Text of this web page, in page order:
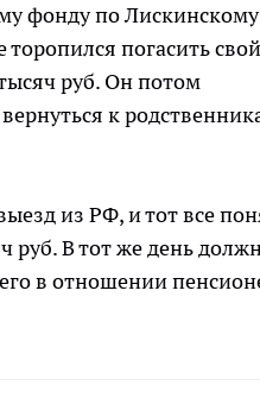
фонду по Лискинскому
погасить свой
руб. Он потом
к
из РФ, и тот все
руб. В тот же день
в отношении